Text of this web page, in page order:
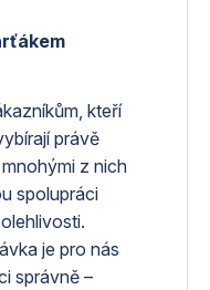
kteří
právě
z nich
spolupráci
je pro nás
správně –